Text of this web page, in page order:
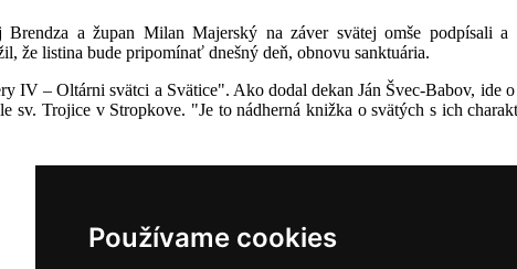
Používame cookies
a župan Milan Majerský na záver svätej omše podpísali a
že listina bude pripomínať dnešný deň, obnovu sanktuária.
IV – Oltárni svätci a Svätice". Ako dodal dekan Ján Švec-Babov, ide
sv. Trojice v Stropkove. "Je to nádherná knižka o svätých s ich